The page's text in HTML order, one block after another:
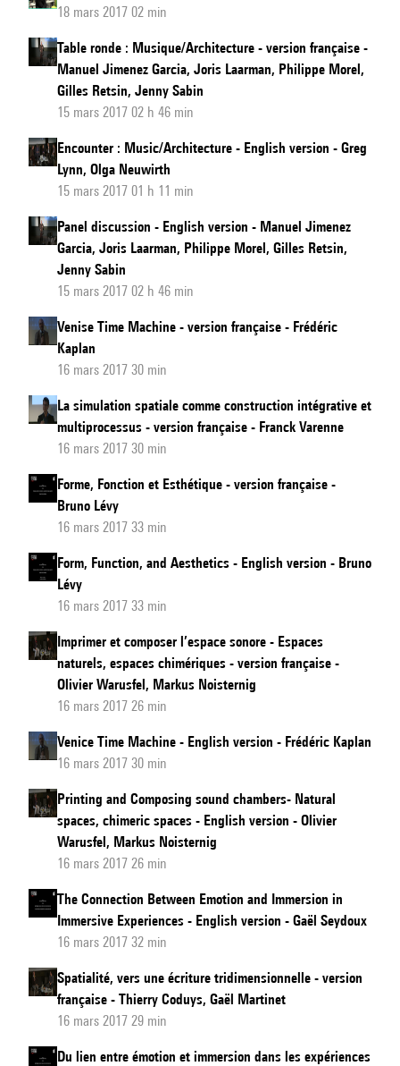
18 mars 2017 02 min
Table ronde : Musique/Architecture - version française -
Manuel Jimenez Garcia, Joris Laarman, Philippe Morel,
Gilles Retsin, Jenny Sabin
15 mars 2017 02 h 46 min
Encounter : Music/Architecture - English version - Greg
Lynn, Olga Neuwirth
15 mars 2017 01 h 11 min
Panel discussion - English version - Manuel Jimenez
Garcia, Joris Laarman, Philippe Morel, Gilles Retsin,
Jenny Sabin
15 mars 2017 02 h 46 min
Venise Time Machine - version française - Frédéric
Kaplan
16 mars 2017 30 min
La simulation spatiale comme construction intégrative et
multiprocessus - version française - Franck Varenne
16 mars 2017 30 min
Forme, Fonction et Esthétique - version française -
Bruno Lévy
16 mars 2017 33 min
Form, Function, and Aesthetics - English version - Bruno
Lévy
16 mars 2017 33 min
Imprimer et composer l’espace sonore - Espaces
naturels, espaces chimériques - version française -
Olivier Warusfel, Markus Noisternig
16 mars 2017 26 min
Venice Time Machine - English version - Frédéric Kaplan
16 mars 2017 30 min
Printing and Composing sound chambers- Natural
spaces, chimeric spaces - English version - Olivier
Warusfel, Markus Noisternig
16 mars 2017 26 min
The Connection Between Emotion and Immersion in
Immersive Experiences - English version - Gaël Seydoux
16 mars 2017 32 min
Spatialité, vers une écriture tridimensionnelle - version
française - Thierry Coduys, Gaël Martinet
16 mars 2017 29 min
Du lien entre émotion et immersion dans les expériences